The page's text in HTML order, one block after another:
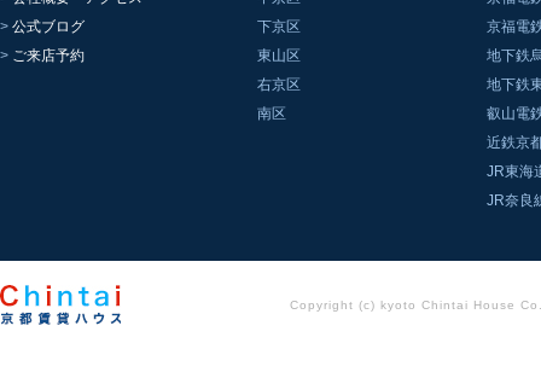
公式ブログ
ご来店予約
下京区
東山区
右京区
南区
京福電
地下鉄
地下鉄
叡山電
近鉄京
JR東海
JR奈良
Copyright (c) kyoto Chintai House